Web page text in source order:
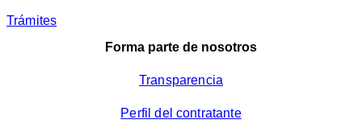
Trámites
Forma parte de nosotros
Transparencia
Perfil del contratante